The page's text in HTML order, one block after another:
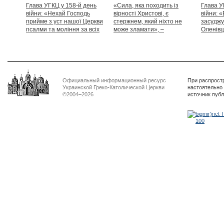
Глава УГКЦ у 158-й день
війни: «Нехай Господь
прийме з уст нашої Церкви
псалми та моління за всіх
«Сила, яка походить із
вірності Христові, є
стержнем, який ніхто не
може зламати», –
Глава
війни:
Официальный информационный ресурс
Украинской Греко-Католической Церкви
©2004–2026
При
источник